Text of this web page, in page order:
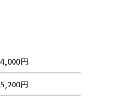
4,000円
5,200円